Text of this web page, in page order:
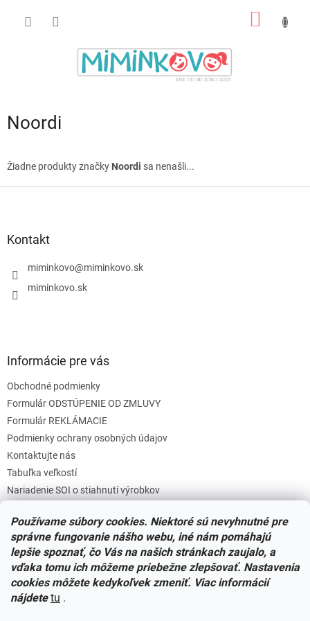
Používame súbory cookies. Niektoré sú nevyhnutné pre
správne fungovanie nášho webu, iné nám pomáhajú
lepšie spoznať, čo Vás na našich stránkach zaujalo, a
vďaka tomu ich môžeme priebežne zlepšovať. Nastavenia
cookies môžete kedykoľvek zmeniť. Viac informácií
nájdete tu .
Noordi
Žiadne produkty značky Noordi sa nenašli...
Kontakt
miminkovo@miminkovo.sk
miminkovo.sk
Informácie pre vás
Obchodné podmienky
Formulár ODSTÚPENIE OD ZMLUVY
Formulár REKLÁMACIE
Podmienky ochrany osobných údajov
Kontaktujte nás
Tabuľka veľkostí
Nariadenie SOI o stiahnutí výrobkov
Zásady súborov COOKIES
Facebook